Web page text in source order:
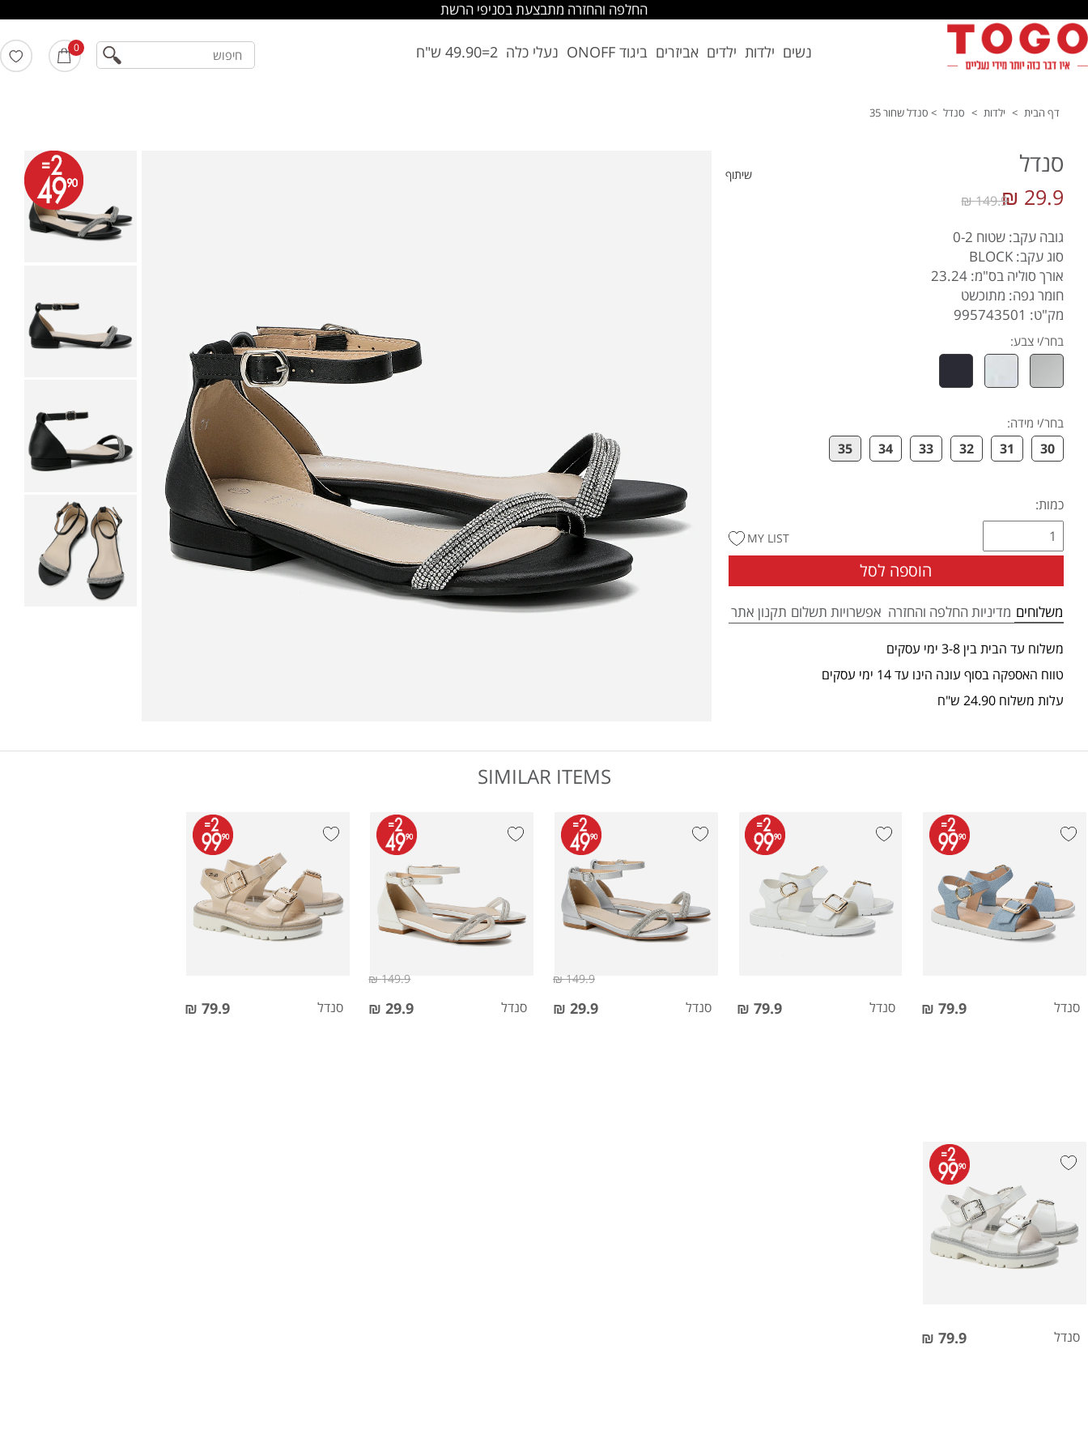
החלפה והחזרה מתבצעת בסניפי הרשת
נשים ילדות ילדים אביזרים ביגוד ONOFF נעלי כלה 2=49.90 ש"ח 0 חיפוש
דף הבית > ילדות > סנדל > סנדל שחור 35
שיתוף סנדל
29.9 ₪
149.9 ₪
גובה עקב: שטוח 0-2
סוג עקב: BLOCK
אורך סוליה בס"מ: 23.24
חומר גפה: מתוכשט
מק"ט: 995743501
בחר/י צבע:
בחר/י מידה:
30
31
32
33
34
35
כמות:
הוספה לסל
MY LIST
משלוחים מדיניות החלפה והחזרה אפשרויות תשלום תקנון אתר
משלוח עד הבית בין 3-8 ימי עסקים
טווח האספקה בסוף עונה הינו עד 14 ימי עסקים
עלות משלוח 24.90 ש"ח
SIMILAR ITEMS
סנדל 79.9 ₪ סנדל 79.9 ₪ סנדל 29.9 ₪
149.9 ₪
סנדל 29.9 ₪
149.9 ₪
סנדל 79.9 ₪
סנדל 79.9 ₪